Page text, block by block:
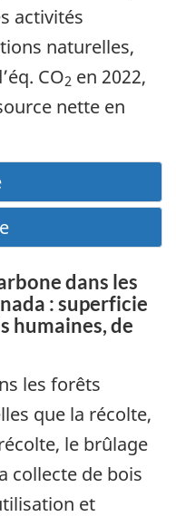
activités
naturelles,
CO2 en 2022,
nette en
dans les
: superficie
humaines, de
les forêts
que la récolte,
le brûlage
collecte de bois
et